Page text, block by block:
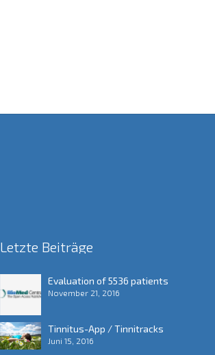
Letzte Beiträge
Evaluation of 5536 patients
November 21, 2016
Tinnitus-App / Tinnitracks
Juni 15, 2016